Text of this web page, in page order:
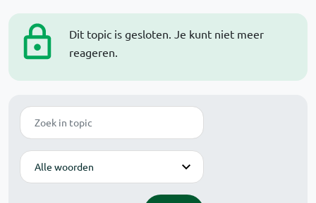
Dit topic is gesloten. Je kunt niet meer
reageren.
Zoek
Modus